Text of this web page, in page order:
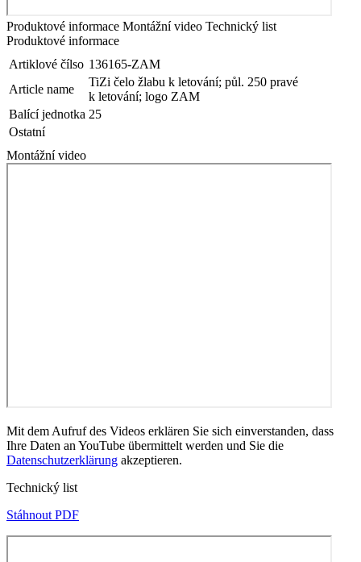
Produktové informace Montážní video Technický list
Produktové informace
Artiklové čílso 136165-ZAM
Article name
TiZi čelo žlabu k letování; půl. 250 pravé
k letování; logo ZAM
Balící jednotka 25
Ostatní
Montážní video
Mit dem Aufruf des Videos erklären Sie sich einverstanden, dass
Ihre Daten an YouTube übermittelt werden und Sie die
Datenschutzerklärung akzeptieren.
Technický list
Stáhnout PDF